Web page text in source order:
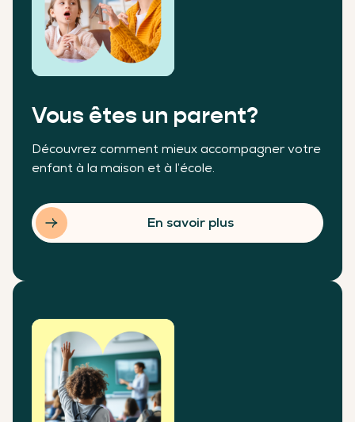
Vous êtes un parent?
Découvrez comment mieux accompagner votre
enfant à la maison et à l’école.
En savoir plus